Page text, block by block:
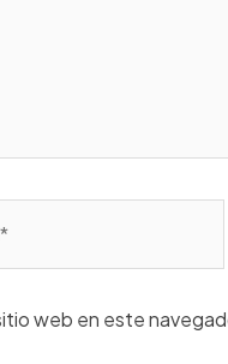
web en este